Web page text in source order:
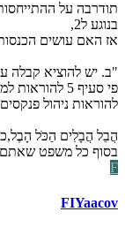
תודרבה על
בנוגע ל2,
אז האם עושים
"ב. יש להוציא קבלה
להוראות ניהול
הֲבֵל הֲבָלִים הַכֹּל
בסוף כל משפט שאתם
F
FIYaacov